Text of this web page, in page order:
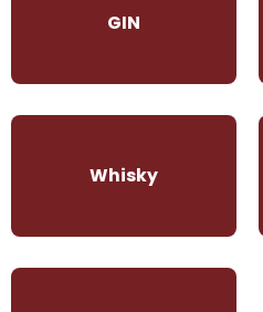
GIN
Whisky